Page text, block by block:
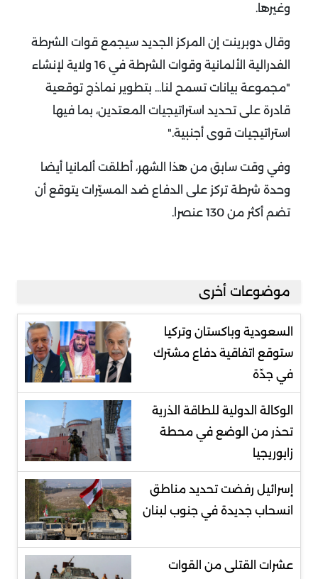
وغيرها.
وقال دوبرينت إن المركز الجديد سيجمع قوات الشرطة
الفدرالية الألمانية وقوات الشرطة في 16 ولاية لإنشاء
"مجموعة بيانات تسمح لنا... بتطوير نماذج توقعية
قادرة على تحديد استراتيجيات المعتدين، بما فيها
استراتيجيات قوى أجنبية".
وفي وقت سابق من هذا الشهر، أطلقت ألمانيا أيضا
وحدة شرطة تركز على الدفاع ضد المسيّرات يتوقع أن
تضم أكثر من 130 عنصرا
.
موضوعات أخرى
السعودية وباكستان وتركيا
ستوقع اتفاقية دفاع مشترك
في جدّة
الوكالة الدولية للطاقة الذرية
تحذر من الوضع في محطة
زابوريجيا
إسرائيل رفضت تحديد مناطق
انسحاب جديدة في جنوب لبنان
عشرات القتلى من القوات